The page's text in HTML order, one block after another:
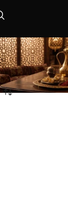
عرض النتيجة الوحيدة